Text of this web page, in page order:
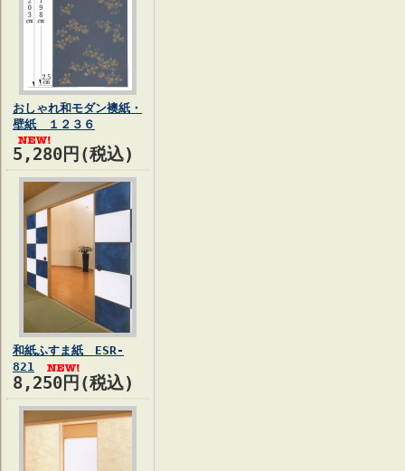
おしゃれ和モダン襖紙・
壁紙 １２３６
5,280円(税込)
和紙ふすま紙 ESR-
821
8,250円(税込)